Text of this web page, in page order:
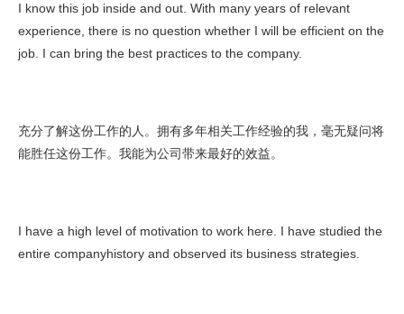
I know this job inside and out. With many years of relevant
experience, there is no question whether I will be efficient on the
job. I can bring the best practices to the company.
充分了解这份工作的人。拥有多年相关工作经验的我，毫无疑问将
能胜任这份工作。我能为公司带来最好的效益。
I have a high level of motivation to work here. I have studied the
entire companyhistory and observed its business strategies.